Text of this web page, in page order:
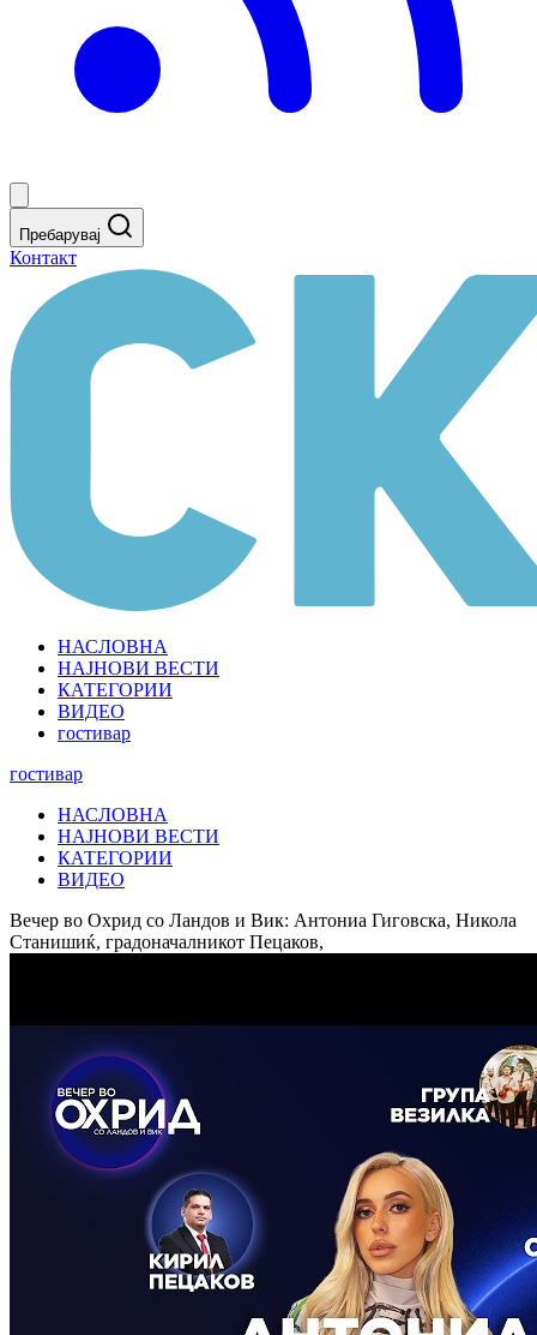
Пребарувај
Контакт
НАСЛОВНА
НАЈНОВИ ВЕСТИ
КАТЕГОРИИ
ВИДЕО
гостивар
гостивар
НАСЛОВНА
НАЈНОВИ ВЕСТИ
КАТЕГОРИИ
ВИДЕО
Вечер во Охрид со Ландов и Вик: Антониа Гиговска, Никола
Станишиќ, градоначалникот Пецаков,